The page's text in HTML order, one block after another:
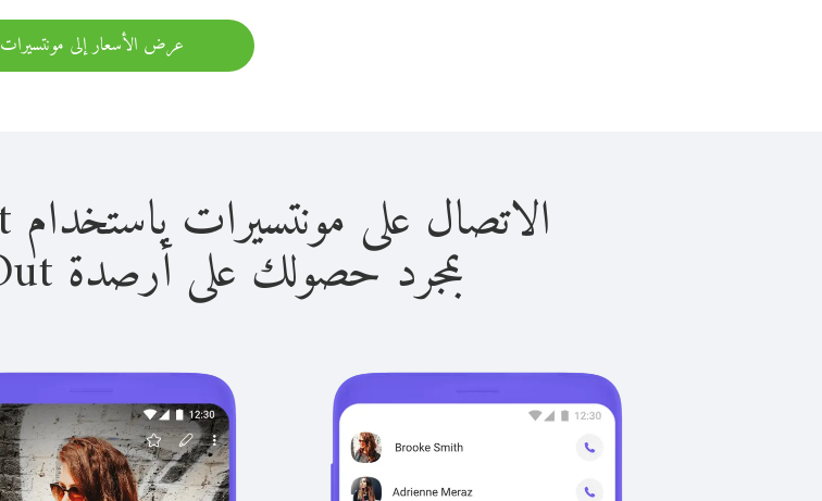
عرض الأسعار إلى مونتسيرات
الاتصال على مونتسيرات باستخدام Viber Out سهل للغاية.
بمجرد حصولك على أرصدة Viber Out، يمكنك: